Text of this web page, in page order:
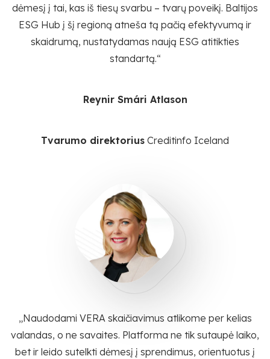
dėmesį į tai, kas iš tiesų svarbu – tvarų poveikį. Baltijos
ESG Hub į šį regioną atneša tą pačią efektyvumą ir
skaidrumą, nustatydamas naują ESG atitikties
standartą.“
Reynir Smári Atlason
Tvarumo direktorius Creditinfo Iceland
„Naudodami VERA skaičiavimus atlikome per kelias
valandas, o ne savaites. Platforma ne tik sutaupė laiko,
bet ir leido sutelkti dėmesį į sprendimus, orientuotus į